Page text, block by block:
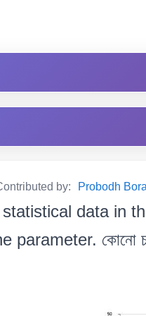
by: Probodh
data in
কোনো